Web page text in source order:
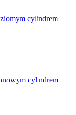
cylindrem
cylindrem